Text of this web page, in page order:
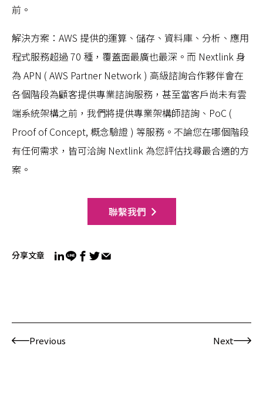
前。
解決方案：AWS 提供的運算、儲存、資料庫、分析、應用
程式服務超過 70 種，覆蓋面最廣也最深。而 Nextlink 身
為 APN ( AWS Partner Network ) 高級諮詢合作夥伴會在
各個階段為顧客提供專業諮詢服務，甚至當客戶尚未有雲
端系統架構之前，我們將提供專業架構師諮詢、PoC (
Proof of Concept, 概念驗證 ) 等服務。不論您在哪個階段
有任何需求，皆可洽詢 Nextlink 為您評估找尋最合適的方
案。
聯繫我們
分享文章
Previous Next